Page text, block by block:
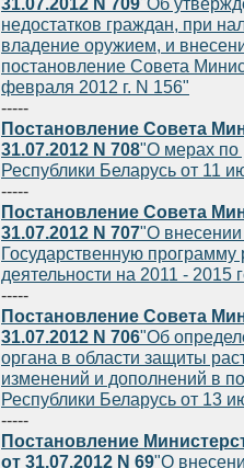
недостатков граждан, при
владение оружием, и
постановление Совета
февраля 2012 г. N 156"
-----
Постановление Совета
31.07.2012 N 708"О мерах по
Республики Беларусь от 11
-----
Постановление Совета
31.07.2012 N 707"О
Государственную
деятельности на 2011 - 2015
-----
Постановление Совета
31.07.2012 N 706"Об
органа в области защиты
изменений и дополнений в
Республики Беларусь от 13
-----
Постановление
от 31.07.2012 N 69"О